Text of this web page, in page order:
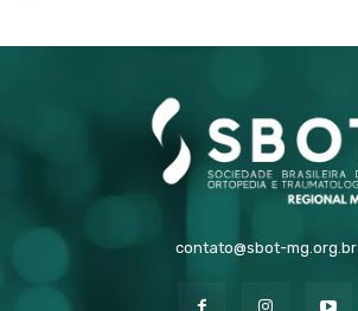
contato@sbot-mg.org.br